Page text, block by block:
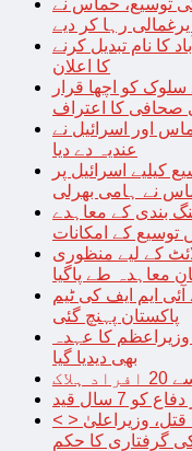
جنگ بندی میں 2 روز کی توسیع، حماس نے
کا نام تبدیل کرنے
کا اعلان
کو اچھا قرار
صحافی کا اعتراف
اور اسرائیل نے
عندیہ دے دیا
کیلیے اسرائیل پر
نے ہامی بھرلی
بندی کے معاہدے
توسیع کے امکانات
کے لیے منظوری
معاہدہ طے پاگیا
آئی ایم ایف کی ٹیم
پاکستان پہنچ گئی
کا عہدہ
بھی دیدیا گیا
7 سال قید
< > کوہستان میں جرگے کے حکم پر لڑکی کا قتل، وزیراعلیٰ
گرفتاری کا حکم